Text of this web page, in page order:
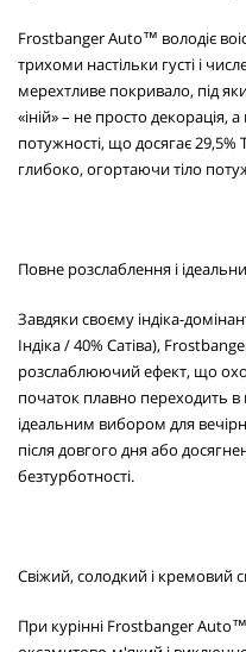
Frostbanger Auto™ володіє
трихоми настільки густі і
мерехтливе покривало, під
«іній» – не просто
потужності, що досягає 29,5%
глибоко, огортаючи тіло
Повне розслаблення і
Завдяки своєму індіка-
Індіка / 40% Сатіва),
розслаблюючий ефект, що
початок плавно переходить
ідеальним вибором для
після довгого дня або
безтурботності.
Свіжий, солодкий і кремовий
При курінні Frostbanger